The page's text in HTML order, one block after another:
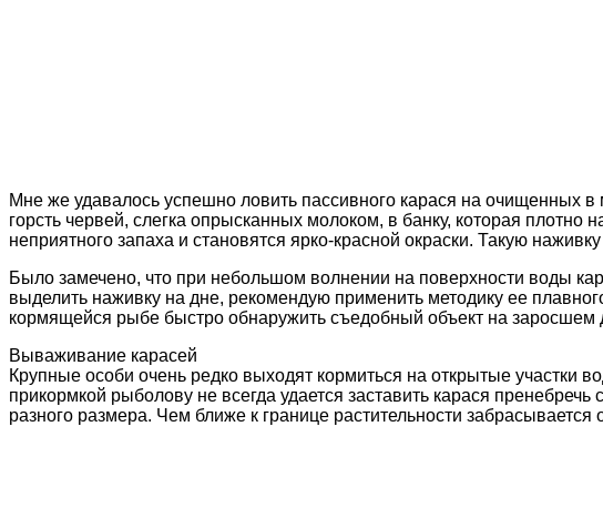
Мне же удавалось успешно ловить пассивного карася на очищенных
горсть червей, слегка опрысканных молоком, в банку, которая
неприятного запаха и становятся ярко-красной окраски. Такую
Было замечено, что при небольшом волнении на поверхности воды
выделить наживку на дне, рекомендую применить методику ее
кормящейся рыбе быстро обнаружить съедобный объект на заросшем
Вываживание карасей
Крупные особи очень редко выходят кормиться на открытые
прикормкой рыболову не всегда удается заставить карася
разного размера. Чем ближе к границе растительности